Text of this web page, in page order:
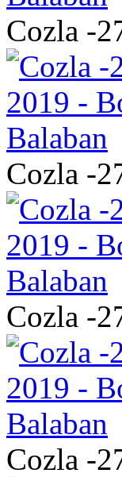
Cozla -
Cozla -
Cozla -
Cozla -